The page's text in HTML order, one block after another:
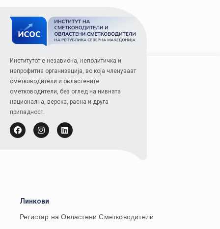
Институтот е независна, неполитичка и
непрофитна организација, во која членуваат
сметководители и овластените
сметководители, без оглед на нивната
национална, верска, расна и друга
припадност.
Линкови
Регистар на Овластени Сметководители